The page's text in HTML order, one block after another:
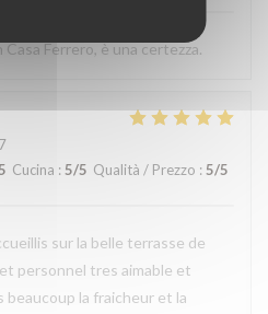
Ferrero, è una certezza.
Cucina : 5/5 Qualità / Prezzo : 5/5
sur la belle terrasse de
personnel tres aimable et
la fraicheur et la